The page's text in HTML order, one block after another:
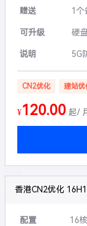
赠送 1个
可升级 硬
说明 5G
CN2优化 建站优
¥120.00 起/
香港CN2优化
配置 16